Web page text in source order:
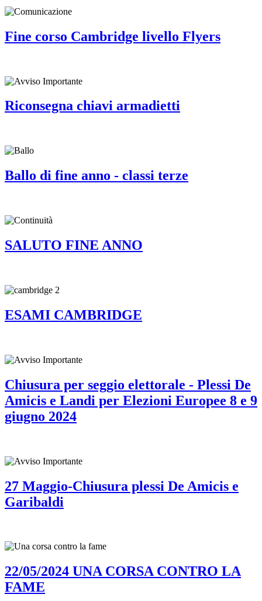
Fine corso Cambridge livello Flyers
Riconsegna chiavi armadietti
Ballo di fine anno - classi terze
SALUTO FINE ANNO
ESAMI CAMBRIDGE
Chiusura per seggio elettorale - Plessi De
Amicis e Landi per Elezioni Europee 8 e 9
giugno 2024
27 Maggio-Chiusura plessi De Amicis e
Garibaldi
22/05/2024 UNA CORSA CONTRO LA
FAME